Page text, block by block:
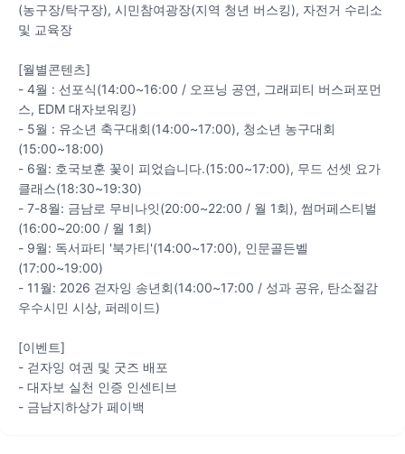
(농구장/탁구장), 시민참여광장(지역 청년 버스킹), 자전거 수리소
및 교육장
[월별콘텐츠]
- 4월 : 선포식(14:00~16:00 / 오프닝 공연, 그래피티 버스퍼포먼
스, EDM 대자보워킹)
- 5월 : 유소년 축구대회(14:00~17:00), 청소년 농구대회
(15:00~18:00)
- 6월: 호국보훈 꽃이 피었습니다.(15:00~17:00), 무드 선셋 요가
클래스(18:30~19:30)
- 7-8월: 금남로 무비나잇(20:00~22:00 / 월 1회), 썸머페스티벌
(16:00~20:00 / 월 1회)
- 9월: 독서파티 '북가티'(14:00~17:00), 인문골든벨
(17:00~19:00)
- 11월: 2026 걷자잉 송년회(14:00~17:00 / 성과 공유, 탄소절감
우수시민 시상, 퍼레이드)
[이벤트]
- 걷자잉 여권 및 굿즈 배포
- 대자보 실천 인증 인센티브
- 금남지하상가 페이백